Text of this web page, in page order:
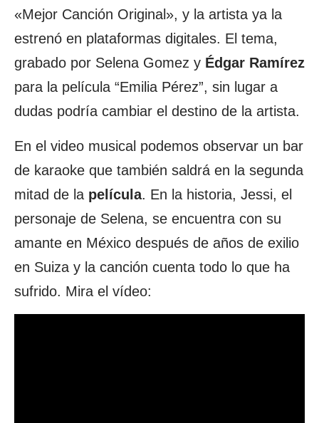
«Mejor Canción Original», y la artista ya la
estrenó en plataformas digitales. El tema,
grabado por Selena Gomez y Édgar Ramírez
para la película “Emilia Pérez”, sin lugar a
dudas podría cambiar el destino de la artista.
En el video musical podemos observar un bar
de karaoke que también saldrá en la segunda
mitad de la película. En la historia, Jessi, el
personaje de Selena, se encuentra con su
amante en México después de años de exilio
en Suiza y la canción cuenta todo lo que ha
sufrido. Mira el vídeo: